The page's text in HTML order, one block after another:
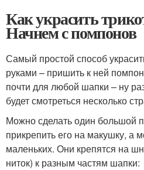
Как украсить
Начнем с помпонов
Самый простой способ
руками – пришить к ней
почти для любой шапки – ну
будет смотреться несколько
Можно сделать один большой
прикрепить его на макушку, а
маленьких. Они крепятся на
ниток) к разным частям шапки: